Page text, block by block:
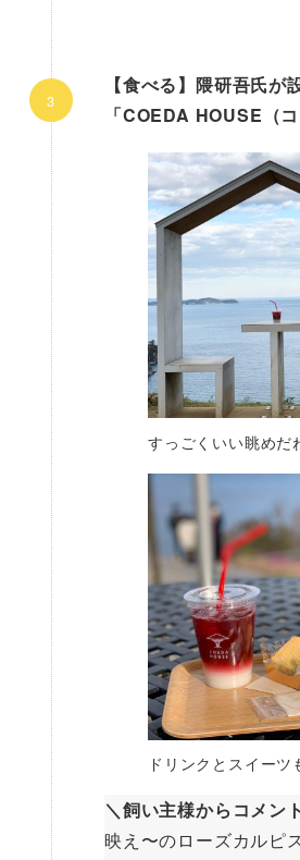
【食べる】隈研吾氏が
「COEDA HOUSE（
すっごくいい眺めだ
ドリンクとスイーツ
＼飼い主様からコメン
映え〜のローズカルピ